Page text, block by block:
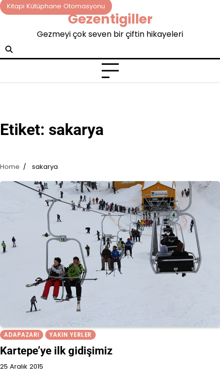
Skip
to
Kitapi Kütüphane Otomasyonu
Gezentigiller
Gezmeyi çok seven bir çiftin hikayeleri
Etiket: sakarya
Home sakarya
ADAPAZARI YAKIN YERLER
Kartepe’ye ilk gidişimiz
25 Aralık 2015